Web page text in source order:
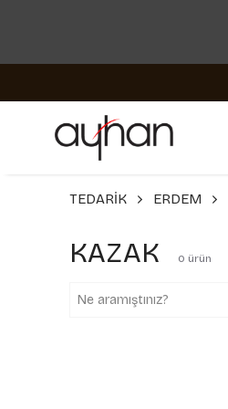
TEDARİK ERDEM
KAZAK 0 ürün